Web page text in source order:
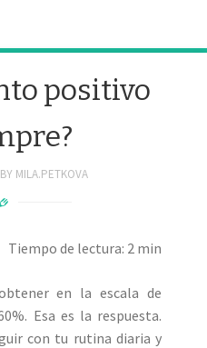
positivo
MILA.PETKOVA
Tiempo de lectura: 2 min
en la escala de
Esa es la respuesta.
con tu rutina diaria y